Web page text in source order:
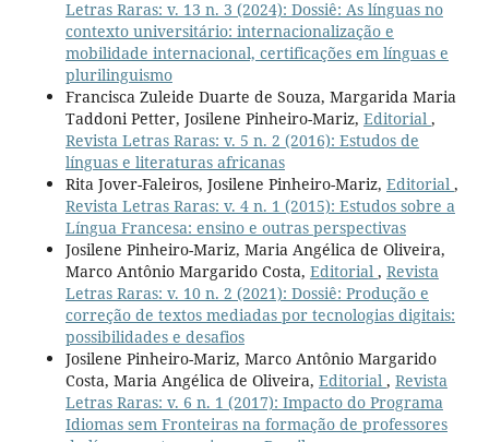
Letras Raras: v. 13 n. 3 (2024): Dossiê: As línguas no
contexto universitário: internacionalização e
mobilidade internacional, certificações em línguas e
plurilinguismo
Francisca Zuleide Duarte de Souza, Margarida Maria
Taddoni Petter, Josilene Pinheiro-Mariz, Editorial ,
Revista Letras Raras: v. 5 n. 2 (2016): Estudos de
línguas e literaturas africanas
Rita Jover-Faleiros, Josilene Pinheiro-Mariz, Editorial ,
Revista Letras Raras: v. 4 n. 1 (2015): Estudos sobre a
Língua Francesa: ensino e outras perspectivas
Josilene Pinheiro-Mariz, Maria Angélica de Oliveira,
Marco Antônio Margarido Costa, Editorial , Revista
Letras Raras: v. 10 n. 2 (2021): Dossiê: Produção e
correção de textos mediadas por tecnologias digitais:
possibilidades e desafios
Josilene Pinheiro-Mariz, Marco Antônio Margarido
Costa, Maria Angélica de Oliveira, Editorial , Revista
Letras Raras: v. 6 n. 1 (2017): Impacto do Programa
Idiomas sem Fronteiras na formação de professores